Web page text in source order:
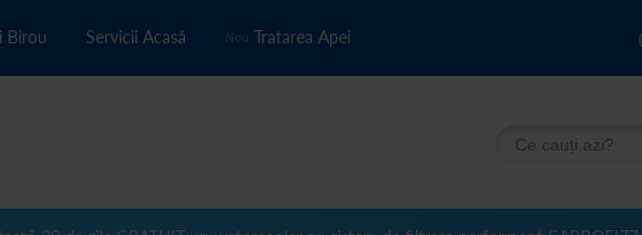
Birou Servicii Acasă Nou Tratarea Apei
Căutare